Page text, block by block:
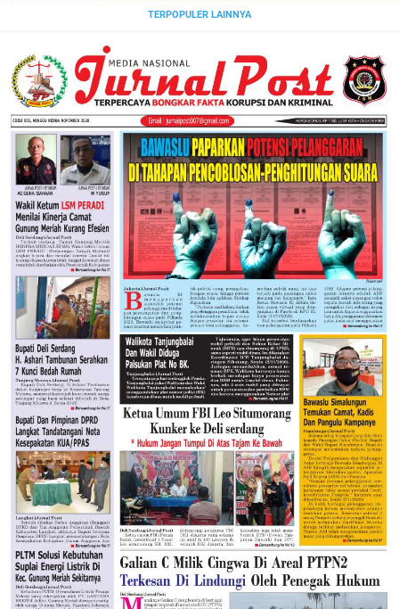
TERPOPULER LAINNYA